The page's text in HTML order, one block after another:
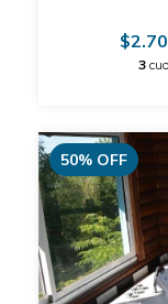
3
50% OFF